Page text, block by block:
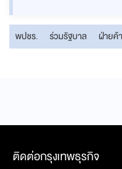
พปชร. ร่วมรัฐบาล ฝ่ายค้
ติดต่อกรุงเทพธุรกิจ